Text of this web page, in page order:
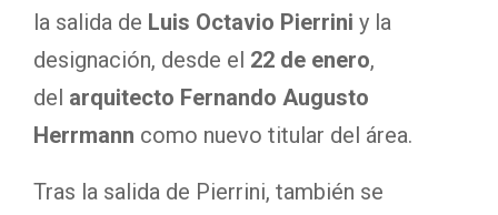
la salida de Luis Octavio Pierrini y la
designación, desde el 22 de enero,
del arquitecto Fernando Augusto
Herrmann como nuevo titular del área.
Tras la salida de Pierrini, también se